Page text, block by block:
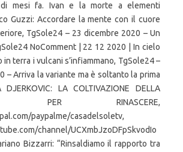
mesi fa. Ivan e la morte a elementi
Guzzi: Accordare la mente con il cuore
TgSole24 – 23 dicembre 2020 – Un
NoComment | 22 12 2020 | In cielo
terra i vulcani s’infiammano, TgSole24 –
– Arriva la variante ma è soltanto la prima
LA COLTIVAZIONE DELLA
PER RINASCERE,
paypalme/casadelsoletv,
channel/UCXmbJzoDFpSkvodIo
Bizzarri: “Rinsaldiamo il rapporto tra